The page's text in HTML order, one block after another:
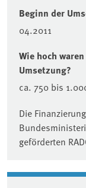
Beginn der
04.2011
Wie hoch
Umsetzung?
ca. 750 bis
Die
geförderten